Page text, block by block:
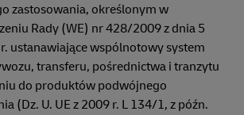
zastosowania, określonym w
Rady (WE) nr 428/2009 z dnia 5
ustanawiające wspólnotowy system
transferu, pośrednictwa i tranzytu
do produktów podwójnego
(Dz. U. UE z 2009 r. L 134/1, z późn.